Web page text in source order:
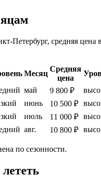
Петербург, средняя цена
Месяц
Средняя
цена
май 9 800 ₽
июнь 10 500 ₽
июль 11 000 ₽
авг. 10 800 ₽
по сезонности.